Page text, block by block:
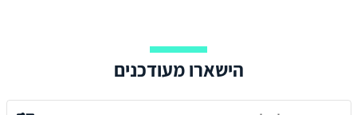
הישארו מעודכנים